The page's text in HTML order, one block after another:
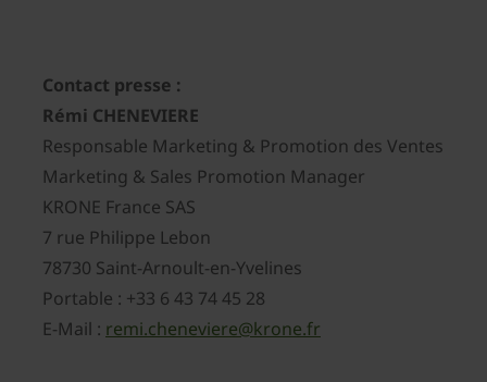
Contact presse :
Rémi CHENEVIERE
Responsable Marketing & Promotion des Ventes
Marketing & Sales Promotion Manager
KRONE France SAS
7 rue Philippe Lebon
78730 Saint-Arnoult-en-Yvelines
Portable : +33 6 43 74 45 28
E-Mail : remi.cheneviere@krone.fr